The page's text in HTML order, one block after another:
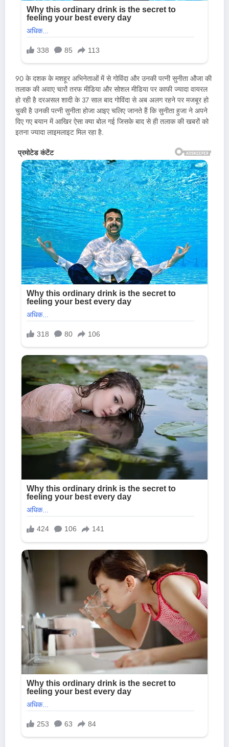
90 के दशक के मशहूर अभिनेताओं में से गोविंदा और उनकी पत्नी सुनीता औजा की
तलाक की अवाए चारों तरफ मीडिया और सोशल मीडिया पर काफी ज्यादा वायरल
हो रही है दरअसल शादी के 37 साल बाद गोविंदा से अब अलग रहने पर मजबूर हो
चुकी है उनकी पत्नी सुनीता होजा आइए चलिए जानते हैं कि सुनीता हुजा ने अपने
दिए गए बयान में आखिर ऐसा क्या बोल गई जिसके बाद से ही तलाक की खबरों को
इतना ज्यादा लाइमलाइट मिल रहा है.